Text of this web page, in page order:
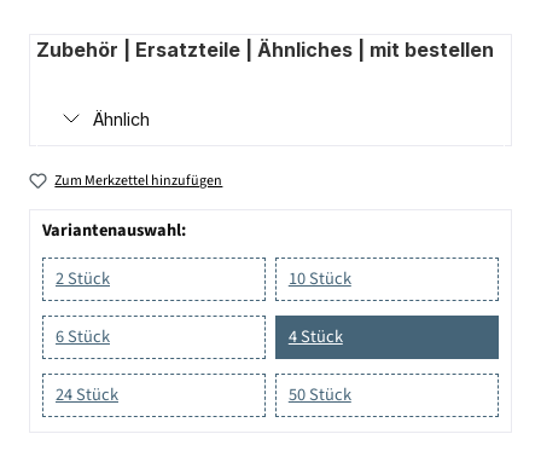
Zubehör | Ersatzteile | Ähnliches | mit bestellen
Ähnlich
Zum Merkzettel hinzufügen
Variantenauswahl:
2 Stück
10 Stück
6 Stück 4 Stück
24 Stück 50 Stück